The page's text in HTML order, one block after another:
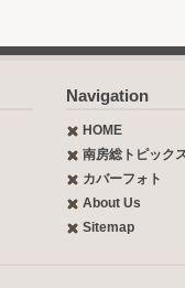
Navigation
HOME
南房総トピック
カバーフォト
About Us
Sitemap